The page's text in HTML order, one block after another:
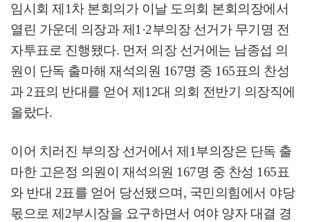
임시회 제1차 본회의가 이날 도의회 본회의장에서
열린 가운데 의장과 제1·2부의장 선거가 무기명 전
자투표로 진행됐다. 먼저 의장 선거에는 남종섭 의
원이 단독 출마해 재석의원 167명 중 165표의 찬성
과 2표의 반대를 얻어 제12대 의회 전반기 의장직에
올랐다.
이어 치러진 부의장 선거에서 제1부의장은 단독 출
마한 고은정 의원이 재석의원 167명 중 찬성 165표
와 반대 2표를 얻어 당선됐으며, 국민의힘에서 야당
몫으로 제2부시장을 요구하면서 여야 양자 대결 경